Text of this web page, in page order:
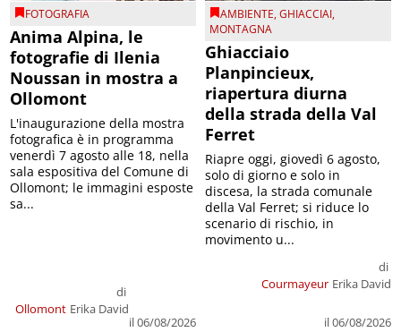
FOTOGRAFIA
Anima Alpina, le
fotografie di Ilenia
Noussan in mostra a
Ollomont
Ollomont
di
Erika David
il 06/08/2026
L'inaugurazione della mostra
fotografica è in programma
venerdì 7 agosto alle 18, nella
sala espositiva del Comune di
Ollomont; le immagini esposte
sa...
AMBIENTE,GHIACCIAI,
MONTAGNA
Ghiacciaio
Planpincieux,
riapertura diurna
della strada della Val
Ferret
Courmayeur
di
Erika David
il 06/08/2026
Riapre oggi, giovedì 6 agosto,
solo di giorno e solo in
discesa, la strada comunale
della Val Ferret; si riduce lo
scenario di rischio, in
movimento u...